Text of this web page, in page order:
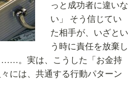
っと成功者に違いな
い」 そう信じてい
た相手が、いざとい
う時に責任を放棄し
……。実は、こうした「お金持
には、共通する行動パターン